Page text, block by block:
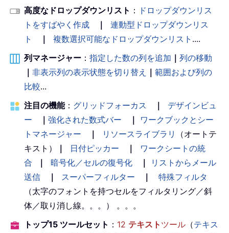
高度なドロップダウンリスト ： ドロップダウンリス
トをすばやく作成
｜
連動型ドロップダウンリス
ト
｜ 複数選択可能なドロップダウンリスト ....
列マネージャー ： 指定した数の列を追加 ｜ 列の移動
｜ 非表示列の表示状態を切り替え ｜ 範囲および列の
比較...
注目の機能： グリッドフォーカス ｜
デザインビュ
ー
｜ 強化された数式バー ｜
ワークブックとシー
トマネージャー
｜ リソースライブラリ
（オートテ
キスト）
｜ 日付ピッカー ｜
ワークシートの統
合
｜ 暗号化／セルの復号化 ｜
リストからメール
送信
｜ スーパーフィルター ｜
特殊フィルタ
（太字のフォントを持つセルをフィルタリング／斜
体／取り消し線。。。） 。。。
トップ15 ツールセット ： 12 テキスト ツール （テキス